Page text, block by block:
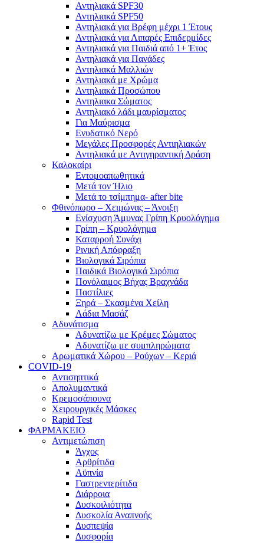
Αντηλιακά SPF30
Αντηλιακά SPF50
Αντηλιακά για Βρέφη μέχρι 1 Έτους
Αντηλιακά για Λιπαρές Επιδερμίδες
Αντηλιακά για Παιδιά από 1+ Έτος
Αντηλιακά για Πανάδες
Αντηλιακά Μαλλιών
Αντηλιακά με Χρώμα
Αντηλιακά Προσώπου
Αντηλιακα Σώματος
Αντηλιακό λάδι μαυρίσματος
Για Μαύρισμα
Ενυδατικό Νερό
Μεγάλες Προσφορές Αντιηλιακών
Αντηλιακά με Αντιγηραντική Δράση
Καλοκαίρι
Εντομοαπωθητικά
Μετά τον Ήλιο
Μετά το τσίμπημα- after bite
Φθινόπωρο – Χειμώνας – Άνοιξη
Ενίσχυση Άμυνας Γρίπη Κρυολόγημα
Γρίπη – Κρυολόγημα
Καταρροή Συνάχι
Ρινική Απόφραξη
Βιολογικά Σιρόπια
Παιδικά Βιολογικά Σιρόπια
Πονόλαιμος Βήχας Βραχνάδα
Παστίλιες
Ξηρά – Σκασμένα Χείλη
Λάδια Μασάζ
Αδυνάτισμα
Αδυνατίζω με Κρέμες Σώματος
Αδυνατίζω με συμπληρώματα
Αρωματικά Χώρου – Ρούχων – Κεριά
COVID-19
Αντισηπτικά
Απολυμαντικά
Κρεμοσάπουνα
Χειρουργικές Μάσκες
Rapid Test
ΦΑΡΜΑΚΕΙΟ
Αντιμετώπιση
Άγχος
Αρθρίτιδα
Αϋπνία
Γαστρεντερίτιδα
Διάρροια
Δυσκοιλιότητα
Δυσκολία Αναπνοής
Δυσπεψία
Δυσφορία